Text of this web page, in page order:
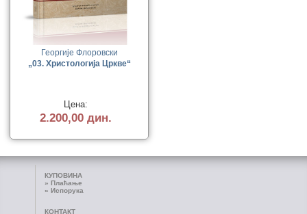
Георгије Флоровски
„03. Христологија Цркве“
Цена:
2.200,00 дин.
КУПОВИНА
» Плаћање
» Испорука
КОНТАКТ